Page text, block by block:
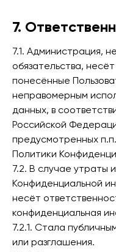
7.
7.1. Администрация,
обязательства,
понесённые
неправомерным
данных, в
Российской
предусмотренных
Политики
7.2. В случае утраты
Конфиденциальной
несёт
конфиденциальная
7.2.1. Стала
или разглашения.